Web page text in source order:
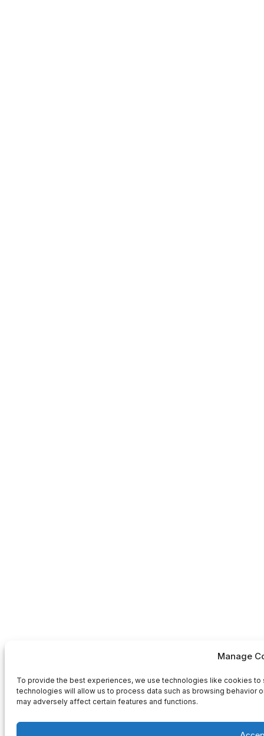
Manage
To provide the best experiences, we use technologies like cookies
technologies will allow us to process data such as browsing behavior
may adversely affect certain features and functions.